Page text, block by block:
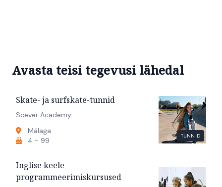
Avasta teisi tegevusi lähedal
TUNNID
Skate- ja surfskate-tunnid
Scever Academy
Málaga
4 - 99
Inglise keele
programmeerimiskursused